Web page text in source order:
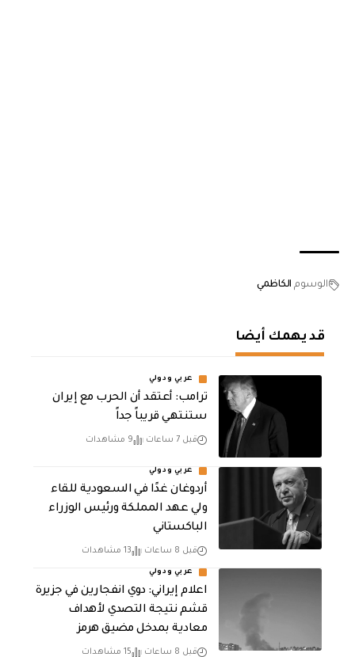
الوسوم الكاظمي
قد يهمك أيضا
عربي ودولي
‏ترامب: أعتقد أن الحرب مع إيران
ستنتهي قريباً جداً
قبل 7 ساعات 9 مشاهدات
عربي ودولي
أردوغان غدًا في السعودية للقاء
ولي عهد المملكة ورئيس الوزراء
الباكستاني
قبل 8 ساعات 13 مشاهدات
عربي ودولي
اعلام إيراني: دوي انفجارين في جزيرة
قشم نتيجة التصدي لأهداف
معادية بمدخل مضيق هرمز
قبل 8 ساعات 15 مشاهدات